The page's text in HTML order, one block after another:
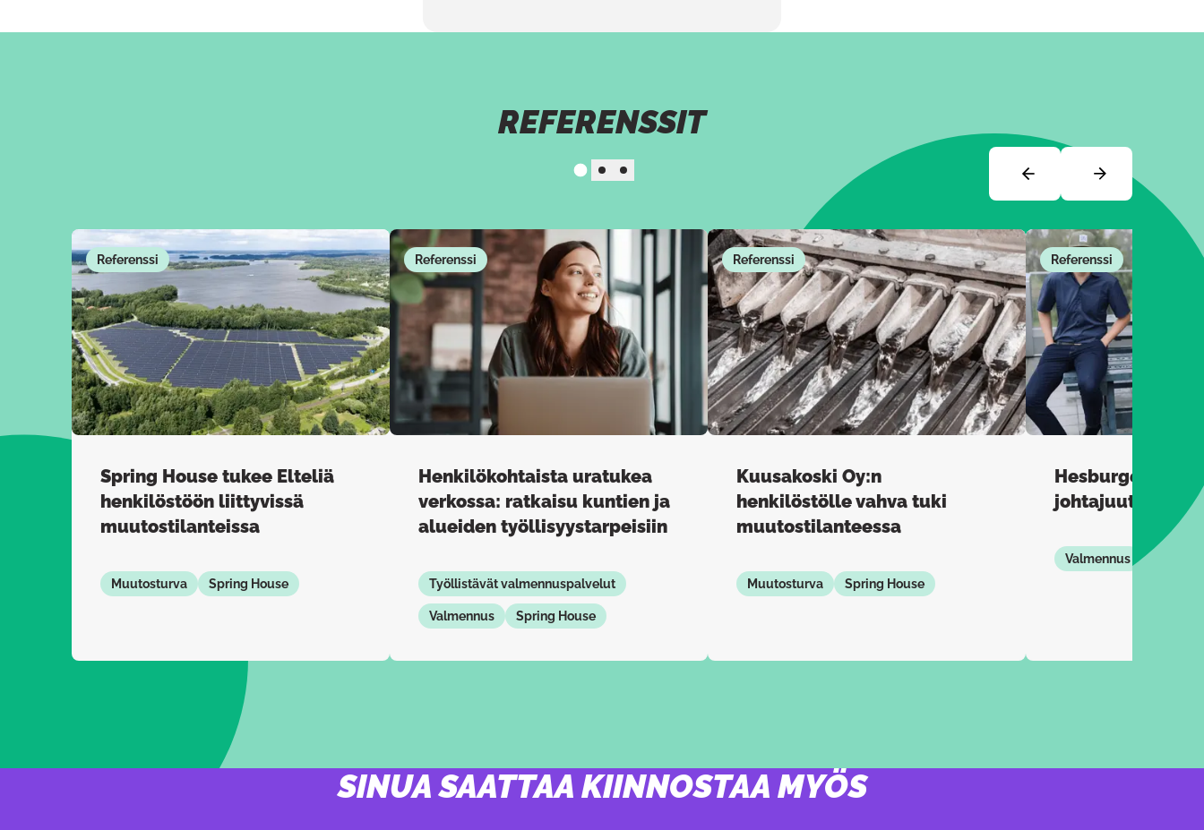
REFERENSSIT
Liuku
1
LiukuLiuku
Vieritä vasemmalle
Vieritä oikealle
Vieritä
Referenssi
Spring House tukee Elteliä
henkilöstöön liittyvissä
muutostilanteissa
Muutosturva Spring House
Referenssi
Henkilökohtaista uratukea
verkossa: ratkaisu kuntien ja
alueiden työllisyystarpeisiin
Työllistävät valmennuspalvelut
Valmennus Spring House
Referenssi
Kuusakoski Oy:n
henkilöstölle vahva tuki
muutostilanteessa
Muutosturva Spring House
Referenssi
Hesburgerilta
johtajuuteen
Valmennus
SINUA SAATTAA KIINNOSTAA MYÖS